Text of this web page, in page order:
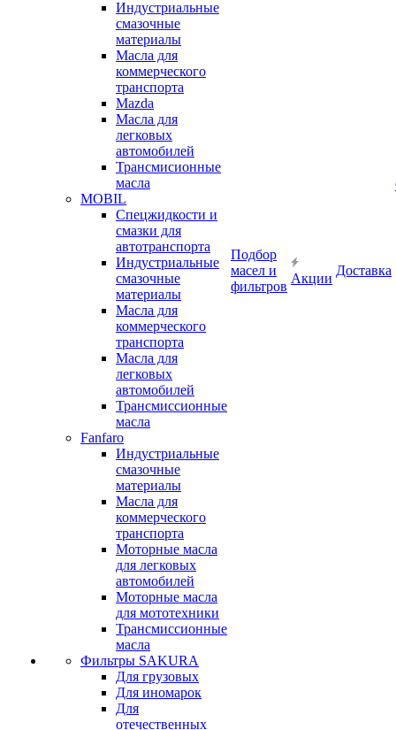
Индустриальные
смазочные
материалы
Масла для
коммерческого
транспорта
Mazda
Масла для
легковых
автомобилей
Трансмисионные
масла
MOBIL
Cпецжидкости и
смазки для
автотранспорта
Индустриальные
смазочные
материалы
Масла для
коммерческого
транспорта
Масла для
легковых
автомобилей
Трансмиссионные
масла
Fanfaro
Индустриальные
смазочные
материалы
Масла для
коммерческого
транспорта
Моторные масла
для легковых
автомобилей
Моторные масла
для мототехники
Трансмиссионные
масла
Фильтры SAKURA
Для грузовых
Для иномарок
Для
отечественных
Подбор
масел и
фильтров
Акции
Доставка